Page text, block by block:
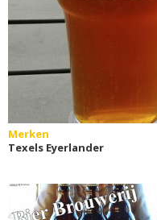
Merken
Texels Eyerlander